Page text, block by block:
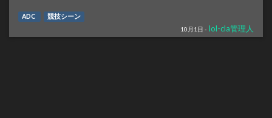
ADC
競技シーン
10月1日 - lol-cla管理人